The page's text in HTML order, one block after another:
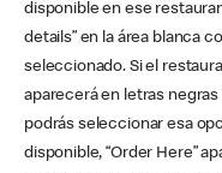
disponible en ese
details” en la área blanca
seleccionado. Si el
aparecerá en letras
podrás seleccionar esa
disponible, “Order Here”